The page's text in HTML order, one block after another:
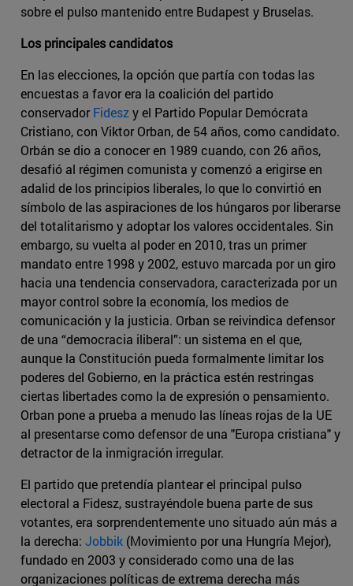
sobre el pulso mantenido entre Budapest y Bruselas.
Los principales candidatos
En las elecciones, la opción que partía con todas las
encuestas a favor era la coalición del partido
conservadorFideszy el Partido Popular Demócrata
Cristiano, con Viktor Orban, de 54 años, como candidato.
Orbán se dio a conocer en 1989 cuando, con 26 años,
desafió al régimen comunista y comenzó a erigirse en
adalid de los principios liberales, lo que lo convirtió en
símbolo de las aspiraciones de los húngaros por liberarse
del totalitarismo y adoptar los valores occidentales. Sin
embargo, su vuelta al poder en 2010, tras un primer
mandato entre 1998 y 2002, estuvo marcada por un giro
hacia una tendencia conservadora, caracterizada por un
mayor control sobre la economía, los medios de
comunicación y la justicia. Orban se reivindica defensor
de una “democracia iliberal”: un sistema en el que,
aunque la Constitución pueda formalmente limitar los
poderes del Gobierno, en la práctica estén restringas
ciertas libertades como la de expresión o pensamiento.
Orban pone a prueba a menudo las líneas rojas de la UE
al presentarse como defensor de una "Europa cristiana" y
detractor de la inmigración irregular.
El partido que pretendía plantear el principal pulso
electoral a Fidesz, sustrayéndole buena parte de sus
votantes, era sorprendentemente uno situado aún más a
la derecha: Jobbik (Movimiento por una Hungría Mejor),
fundado en 2003 y considerado como una de las
organizaciones políticas de extrema derecha más